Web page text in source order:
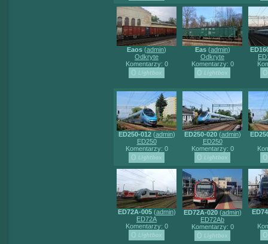
Eaos (admin)
Odkryte
Komentarzy: 0
Eas(admin)
Odkryte
Komentarzy: 0
ED250-012(admin)
ED250
Komentarzy: 0
ED250-020(admin)
ED250
Komentarzy: 0
ED72A-005(admin)
ED72A
Komentarzy: 0
ED72A-020(admin)
ED72Ab
Komentarzy: 0